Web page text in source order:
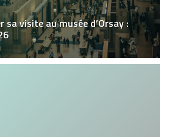
sa visite au musée d’Orsay :